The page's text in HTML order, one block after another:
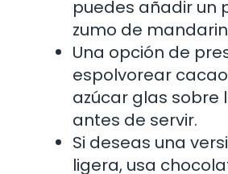
puedes añadir un
zumo de
Una opción de
espolvorear
azúcar glas sobre
antes de servir.
Si deseas una
ligera, usa